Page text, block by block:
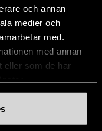
och annan
medier och
med.
med annan
eller som de har